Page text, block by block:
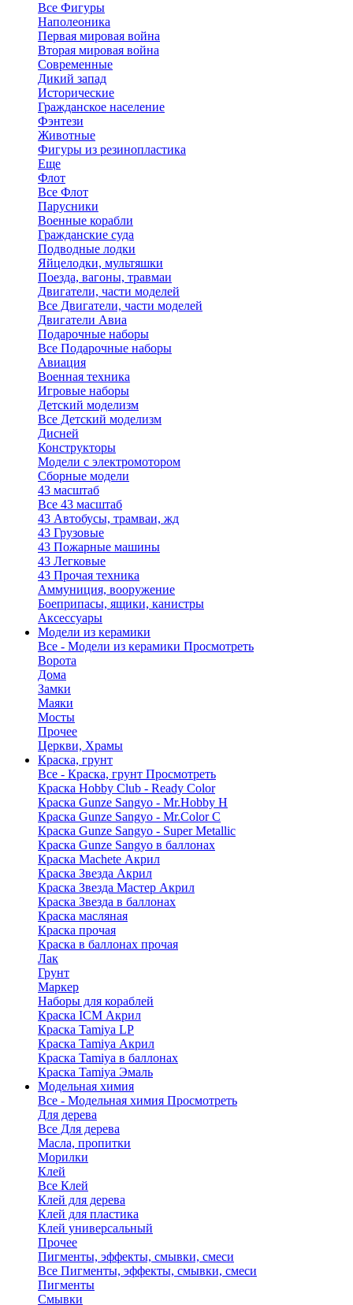
Все Фигуры
Наполеоника
Первая мировая война
Вторая мировая война
Современные
Дикий запад
Исторические
Гражданское население
Фэнтези
Животные
Фигуры из резинопластика
Еще
Флот
Все Флот
Парусники
Военные корабли
Гражданские суда
Подводные лодки
Яйцелодки, мультяшки
Поезда, вагоны, травмаи
Двигатели, части моделей
Все Двигатели, части моделей
Двигатели Авиа
Подарочные наборы
Все Подарочные наборы
Авиация
Военная техника
Игровые наборы
Детский моделизм
Все Детский моделизм
Дисней
Конструкторы
Модели с электромотором
Сборные модели
43 масштаб
Все 43 масштаб
43 Автобусы, трамваи, жд
43 Грузовые
43 Пожарные машины
43 Легковые
43 Прочая техника
Аммуниция, вооружение
Боеприпасы, ящики, канистры
Аксессуары
Модели из керамики
Все - Модели из керамики Просмотреть
Ворота
Дома
Замки
Маяки
Мосты
Прочее
Церкви, Храмы
Краска, грунт
Все - Краска, грунт Просмотреть
Краска Hobby Club - Ready Color
Краска Gunze Sangyo - Mr.Hobby H
Краска Gunze Sangyo - Mr.Color C
Краска Gunze Sangyo - Super Metallic
Краска Gunze Sangyo в баллонах
Краска Machete Акрил
Краска Звезда Акрил
Краска Звезда Мастер Акрил
Краска Звезда в баллонах
Краска масляная
Краска прочая
Краска в баллонах прочая
Лак
Грунт
Маркер
Наборы для кораблей
Краска ICM Акрил
Краска Tamiya LP
Краска Tamiya Акрил
Краска Tamiya в баллонах
Краска Tamiya Эмаль
Модельная химия
Все - Модельная химия Просмотреть
Для дерева
Все Для дерева
Масла, пропитки
Морилки
Клей
Все Клей
Клей для дерева
Клей для пластика
Клей универсальный
Прочее
Пигменты, эффекты, смывки, смеси
Все Пигменты, эффекты, смывки, смеси
Пигменты
Смывки